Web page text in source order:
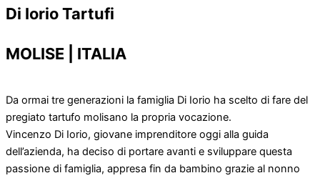
Di Iorio Tartufi
MOLISE | ITALIA
Da ormai tre generazioni la famiglia Di Iorio ha scelto di fare del
pregiato tartufo molisano la propria vocazione.
Vincenzo Di Iorio, giovane imprenditore oggi alla guida
dell’azienda, ha deciso di portare avanti e sviluppare questa
passione di famiglia, appresa fin da bambino grazie al nonno